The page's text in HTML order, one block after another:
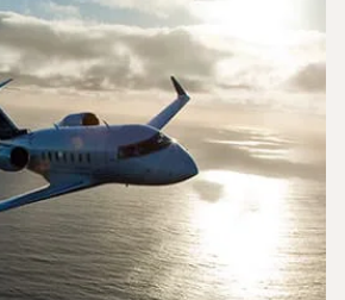
Velocità (nodi)